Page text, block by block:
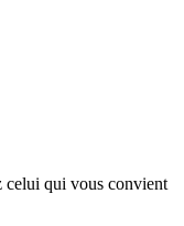
celui qui vous convient